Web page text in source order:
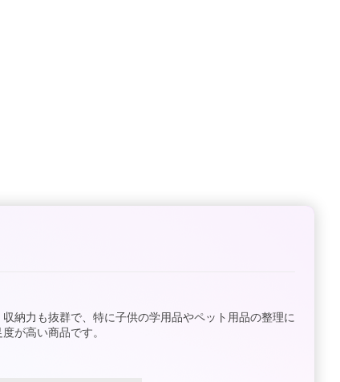
納力も抜群で、特に子供の学用品やペット用品の整理に
が高い商品です。